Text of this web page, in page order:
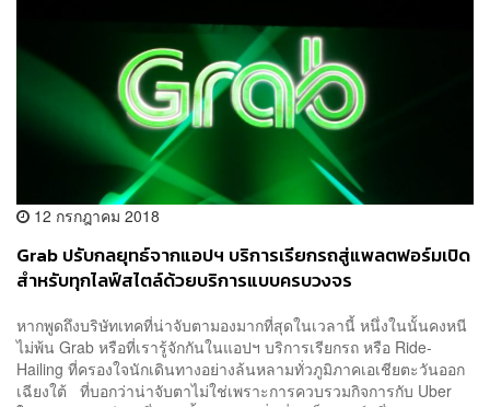
12 กรกฎาคม 2018
Grab ปรับกลยุทธ์จากแอปฯ บริการเรียกรถสู่แพลตฟอร์มเปิด
สำหรับทุกไลฟ์สไตล์ด้วยบริการแบบครบวงจร
หากพูดถึงบริษัทเทคที่น่าจับตามองมากที่สุดในเวลานี้ หนึ่งในนั้นคงหนี
ไม่พ้น Grab หรือที่เรารู้จักกันในแอปฯ บริการเรียกรถ หรือ Ride-
Hailing ที่ครองใจนักเดินทางอย่างล้นหลามทั่วภูมิภาคเอเชียตะวันออก
เฉียงใต้ ที่บอกว่าน่าจับตาไม่ใช่เพราะการควบรวมกิจการกับ Uber